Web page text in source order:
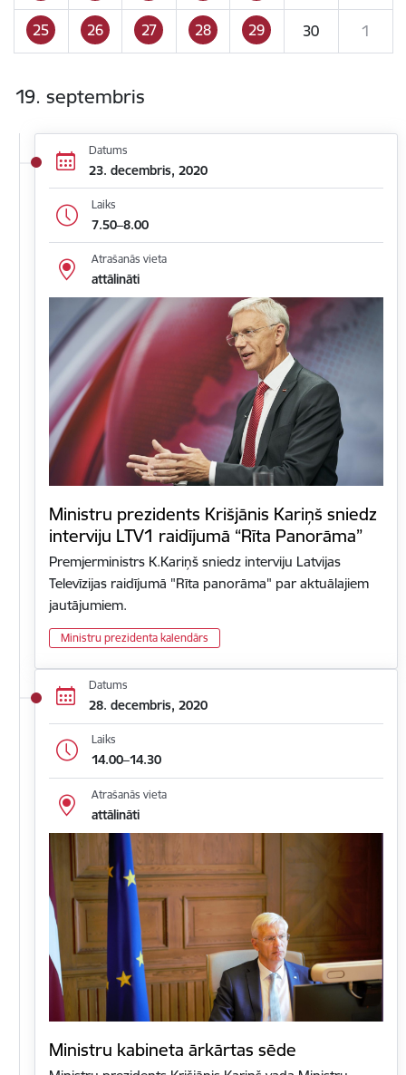
25 26 27 28 29 30 1
19. septembris
Datums
23. decembris, 2020
Laiks
7.50–8.00
Atrašanās vieta
attālināti
Ministru prezidents Krišjānis Kariņš sniedz
interviju LTV1 raidījumā “Rīta Panorāma”
Premjerministrs K.Kariņš sniedz interviju Latvijas
Televīzijas raidījumā "Rīta panorāma" par aktuālajiem
jautājumiem.
Ministru prezidenta kalendārs
Datums
28. decembris, 2020
Laiks
14.00–14.30
Atrašanās vieta
attālināti
Ministru kabineta ārkārtas sēde